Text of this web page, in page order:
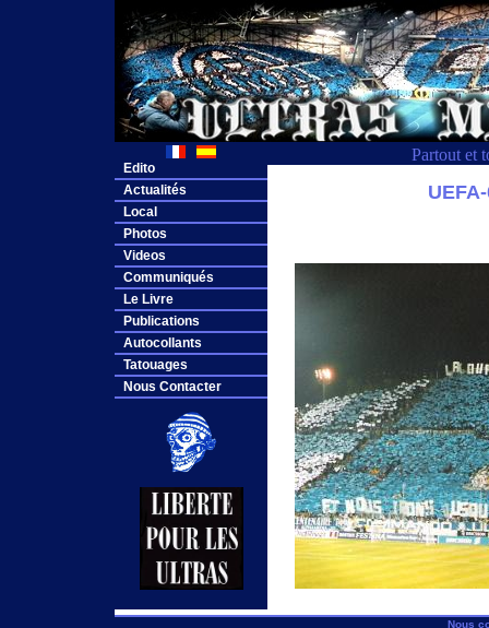
Partout et
Edito
Actualités
Local
Photos
Videos
Communiqués
Le Livre
Publications
Autocollants
Tatouages
Nous Contacter
Nous